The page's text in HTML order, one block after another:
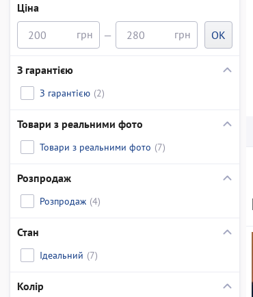
Ціна
—
OK
З гарантією
З гарантією (2)
Товари з реальними фото
Товари з реальними фото (7)
Розпродаж
Розпродаж (4)
Стан
Ідеальний (7)
Колір